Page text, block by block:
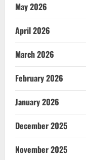
May 2026
April 2026
March 2026
February 2026
January 2026
December 2025
November 2025